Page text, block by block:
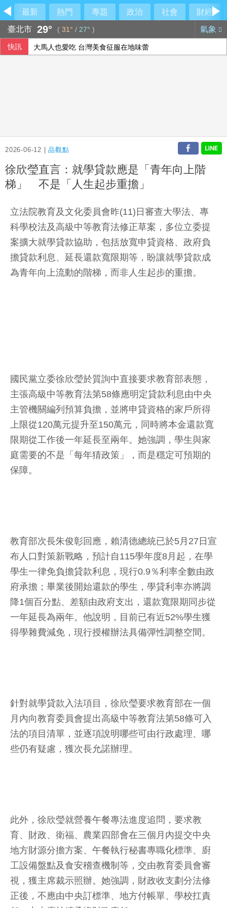
最新 熱門 專題 政治 社會
財經
臺北市 29° ( 31° / 27° ) 氣象
快訊 大馬人也愛吃 台灣美食征服在地味蕾
2026-06-12 |品觀點
徐欣瑩直言：就學貸款應是「青年向上階
梯」 不是「人生起步重擔」
立法院教育及文化委員會昨(11)日審查大學法、專
科學校法及高級中等教育法修正草案，多位立委提
案擴大就學貸款協助，包括放寬申貸資格、政府負
擔貸款利息、延長還款寬限期等，盼讓就學貸款成
為青年向上流動的階梯，而非人生起步的重擔。
國民黨立委徐欣瑩於質詢中直接要求教育部表態，
主張高級中等教育法第58條應明定貸款利息由中央
主管機關編列預算負擔，並將申貸資格的家戶所得
上限從120萬元提升至150萬元，同時將本金還款寬
限期從工作後一年延長至兩年。她強調，學生與家
庭需要的不是「每年猜政策」，而是穩定可預期的
保障。
教育部次長朱俊彰回應，賴清德總統已於5月27日宣
布人口對策新戰略，預計自115學年度8月起，在學
學生一律免負擔貸款利息，現行0.9％利率全數由政
府承擔；畢業後開始還款的學生，學貸利率亦將調
降1個百分點、差額由政府支出，還款寬限期同步從
一年延長為兩年。他說明，目前已有近52%學生獲
得學雜費減免，現行授權辦法具備彈性調整空間。
針對就學貸款入法項目，徐欣瑩要求教育部在一個
月內向教育委員會提出高級中等教育法第58條可入
法的項目清單，並逐項說明哪些可由行政處理、哪
些仍有疑慮，獲次長允諾辦理。
此外，徐欣瑩就營養午餐專法進度追問，要求教
育、財政、衛福、農業四部會在三個月內提交中央
地方財源分擔方案、午餐執行秘書專職化標準、廚
工設備盤點及食安稽查機制等，交由教育委員會審
視，獲主席裁示照辦。她強調，財政收支劃分法修
正後，不應由中央訂標準、地方付帳單、學校扛責